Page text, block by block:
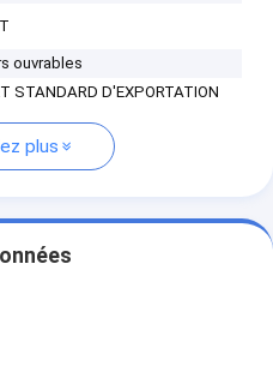
ouvrables
STANDARD D'EXPORTATION
plus